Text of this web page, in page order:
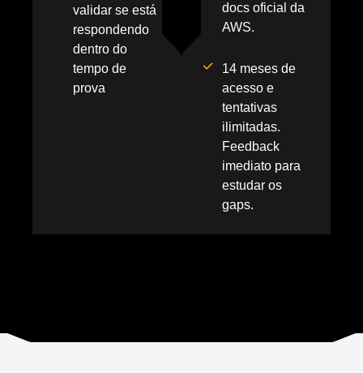
validar se está
respondendo
dentro do
tempo de
prova
docs oficial da
AWS.
14 meses de
acesso e
tentativas
ilimitadas.
Feedback
imediato para
estudar os
gaps.